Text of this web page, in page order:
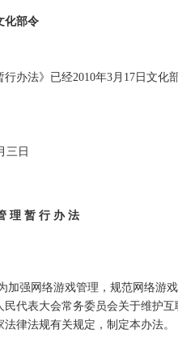
化部令
行办法》已经2010年3月17日文
日
理 暂 行 办 法
强网络游戏管理，规范网络游戏
民代表大会常务委员会关于维护
律法规有关规定，制定本办法。